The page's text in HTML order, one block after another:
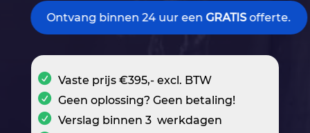
Ontvang binnen 24 uur eenGRATISofferte.
Vaste prijs €395,- excl. BTW
Geen oplossing? Geen betaling!
Verslag binnen 3 werkdagen